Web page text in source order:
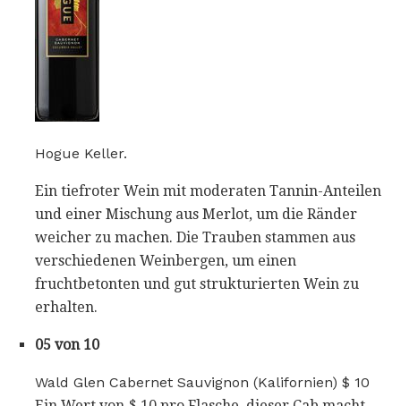
Hogue Keller.
Ein tiefroter Wein mit moderaten Tannin-Anteilen
und einer Mischung aus Merlot, um die Ränder
weicher zu machen. Die Trauben stammen aus
verschiedenen Weinbergen, um einen
fruchtbetonten und gut strukturierten Wein zu
erhalten.
05 von 10
Wald Glen Cabernet Sauvignon (Kalifornien) $ 10